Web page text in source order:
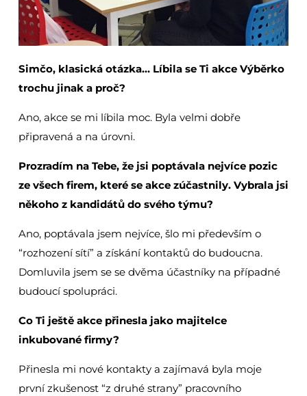
Simčo, klasická otázka… Líbila se Ti akce Výběrko
trochu jinak a proč?
Ano, akce se mi líbila moc. Byla velmi dobře
připravená a na úrovni.
Prozradím na Tebe, že jsi poptávala nejvíce pozic
ze všech firem, které se akce zúčastnily. Vybrala jsi
někoho z kandidátů do svého týmu?
Ano, poptávala jsem nejvíce, šlo mi především o
“rozhození sítí” a získání kontaktů do budoucna.
Domluvila jsem se se dvěma účastníky na případné
budoucí spolupráci.
Co Ti ještě akce přinesla jako majitelce
inkubované firmy?
Přinesla mi nové kontakty a zajímavá byla moje
první zkušenost “z druhé strany” pracovního